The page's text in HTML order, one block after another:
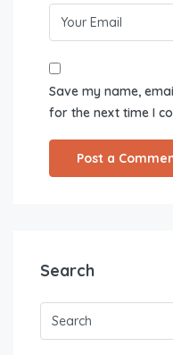
Save my name,
for the next time I
Search